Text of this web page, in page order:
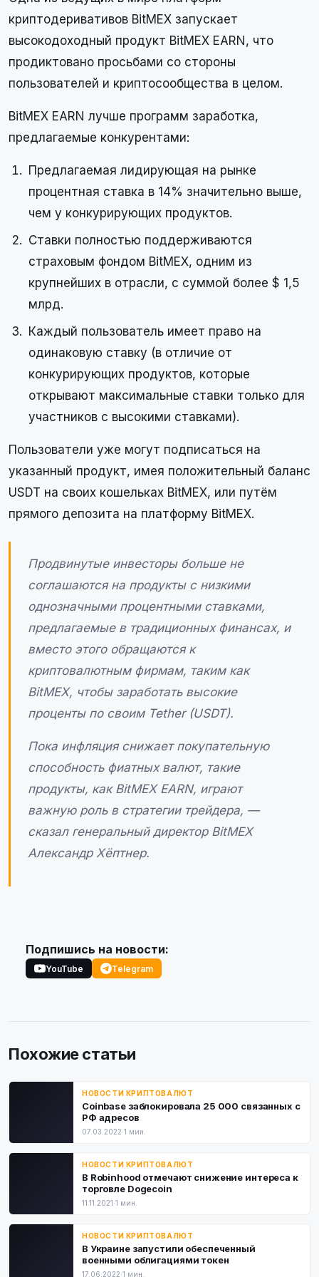
криптодеривативов BitMEX запускает
высокодоходный продукт BitMEX EARN, что
продиктовано просьбами со стороны
пользователей и криптосообщества в целом.
BitMEX EARN лучше программ заработка,
предлагаемые конкурентами:
Предлагаемая лидирующая на рынке
процентная ставка в 14% значительно выше,
чем у конкурирующих продуктов.
Ставки полностью поддерживаются
страховым фондом BitMEX, одним из
крупнейших в отрасли, с суммой более $ 1,5
млрд.
Каждый пользователь имеет право на
одинаковую ставку (в отличие от
конкурирующих продуктов, которые
открывают максимальные ставки только для
участников с высокими ставками).
Пользователи уже могут подписаться на
указанный продукт, имея положительный баланс
USDT на своих кошельках BitMEX, или путём
прямого депозита на платформу BitMEX.
Продвинутые инвесторы больше не
соглашаются на продукты с низкими
однозначными процентными ставками,
предлагаемые в традиционных финансах, и
вместо этого обращаются к
криптовалютным фирмам, таким как
BitMEX, чтобы заработать высокие
проценты по своим Tether (USDT).
Пока инфляция снижает покупательную
способность фиатных валют, такие
продукты, как BitMEX EARN, играют
важную роль в стратегии трейдера, —
сказал генеральный директор BitMEX
Александр Хёптнер.
Подпишись на новости:
YouTube Telegram
Похожие статьи
НОВОСТИ КРИПТОВАЛЮТ
Coinbase заблокировала 25 000 связанных с
РФ адресов
07.03.2022·1 мин.
НОВОСТИ КРИПТОВАЛЮТ
В Robinhood отмечают снижение интереса к
торговле Dogecoin
11.11.2021·1 мин.
НОВОСТИ КРИПТОВАЛЮТ
В Украине запустили обеспеченный
военными облигациями токен
17.06.2022·1 мин.